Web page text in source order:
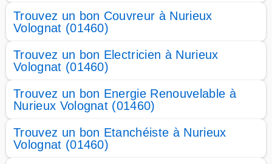
Trouvez un bon Couvreur à Nurieux
Volognat (01460)
Trouvez un bon Electricien à Nurieux
Volognat (01460)
Trouvez un bon Energie Renouvelable à
Nurieux Volognat (01460)
Trouvez un bon Etanchéiste à Nurieux
Volognat (01460)